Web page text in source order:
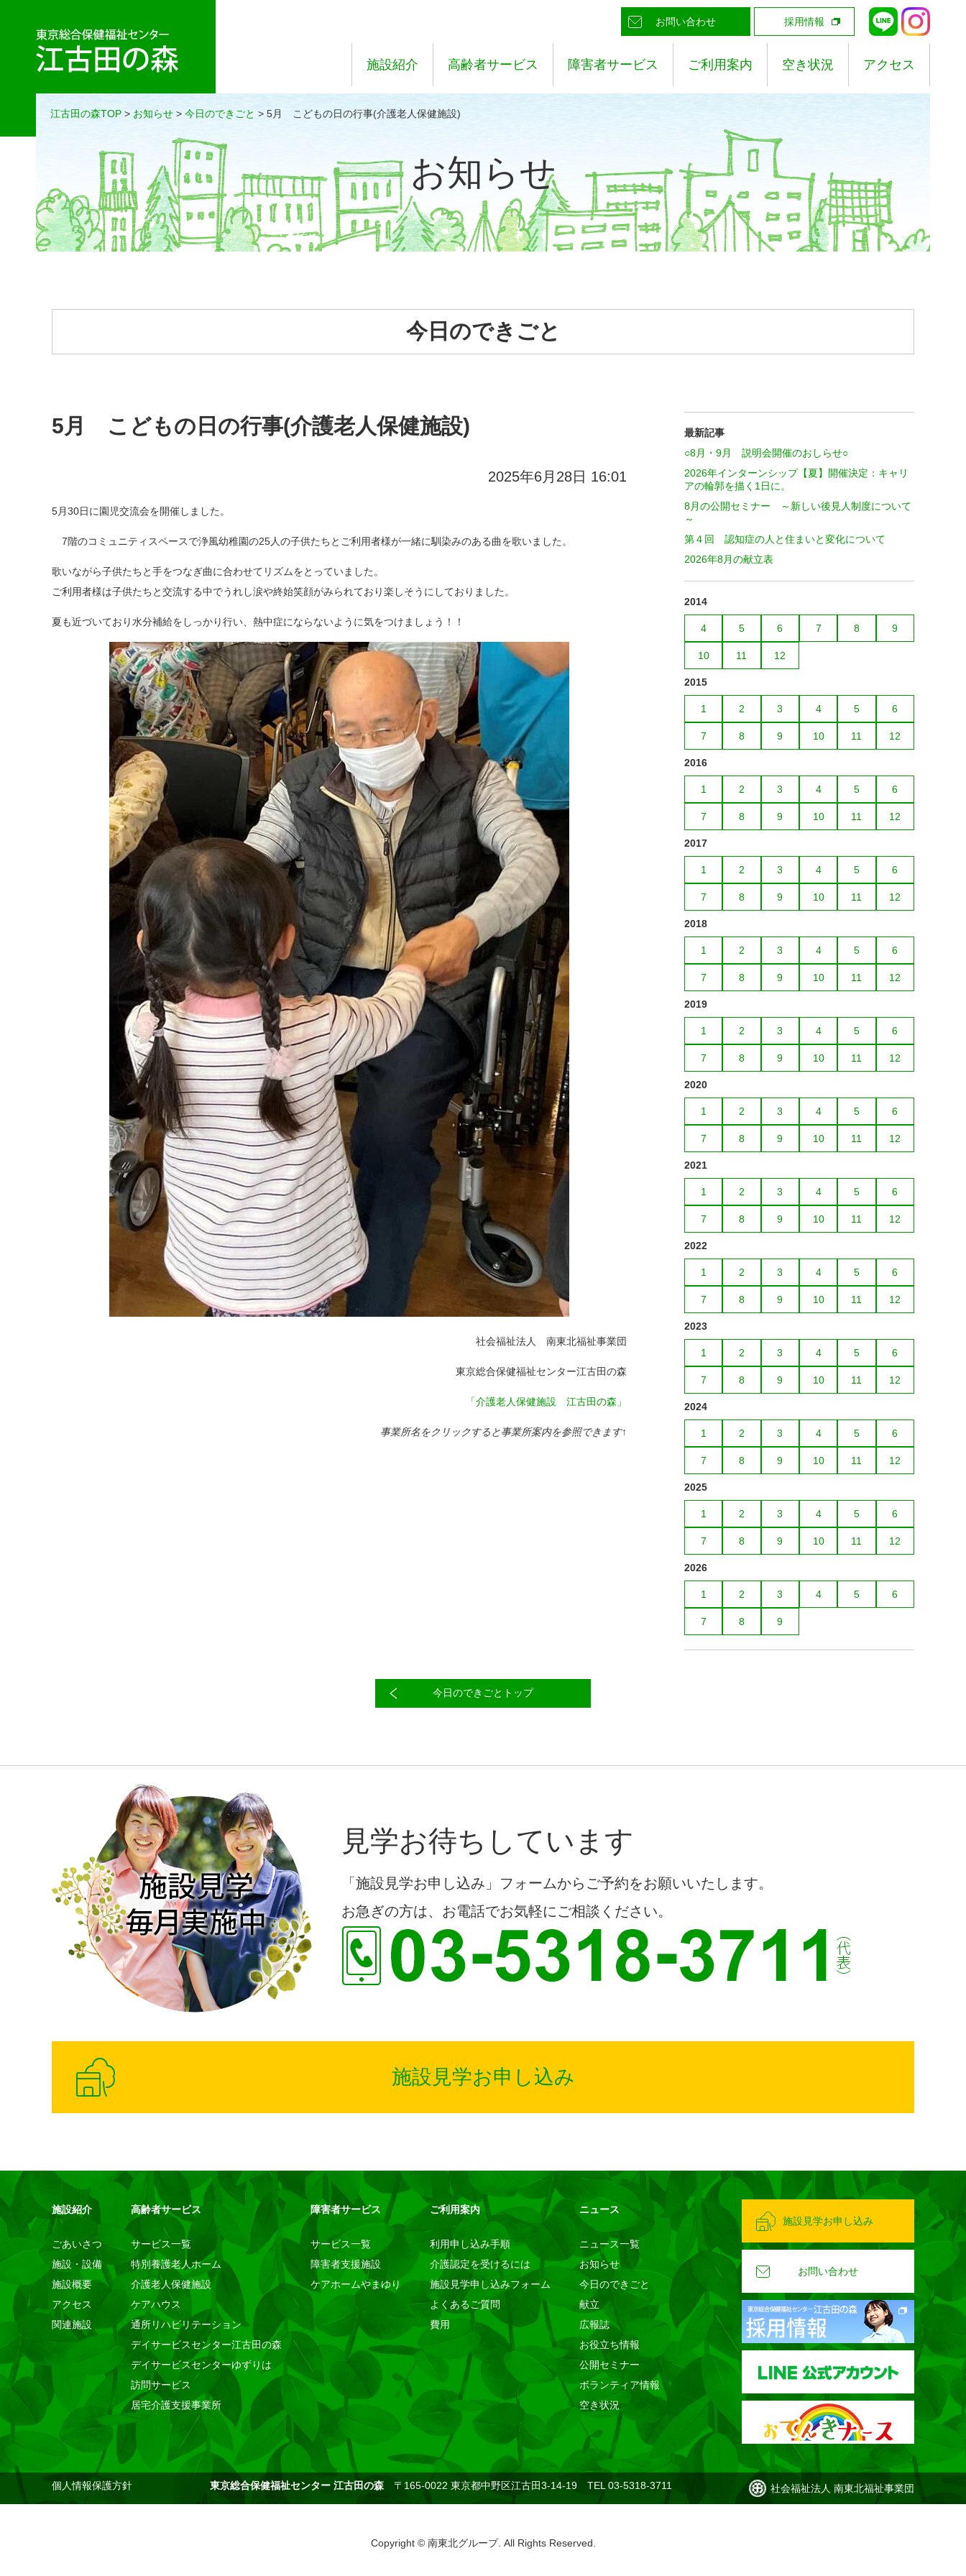
お問い合わせ 採用情報
施設紹介 高齢者サービス 障害者サービス ご利用案内 空き状況 アクセス
江古田の森TOP > お知らせ > 今日のできごと > 5月 こどもの日の行事(介護老人保健施設)
お知らせ
今日のできごと
5月 こどもの日の行事(介護老人保健施設)
2025年6月28日 16:01
5月30日に園児交流会を開催しました。
7階のコミュニティスペースで浄風幼稚園の25人の子供たちとご利用者様が一緒に馴染みのある曲を歌いました。
歌いながら子供たちと手をつなぎ曲に合わせてリズムをとっていました。
ご利用者様は子供たちと交流する中でうれし涙や終始笑顔がみられており楽しそうにしておりました。
夏も近づいており水分補給をしっかり行い、熱中症にならないように気をつけましょう！！
社会福祉法人 南東北福祉事業団
東京総合保健福祉センター江古田の森
「介護老人保健施設 江古田の森」
事業所名をクリックすると事業所案内を参照できます↑
最新記事
○8月・9月 説明会開催のおしらせ○
2026年インターンシップ【夏】開催決定：キャリ
アの輪郭を描く1日に。
8月の公開セミナー ～新しい後見人制度について
～
第４回 認知症の人と住まいと変化について
2026年8月の献立表
2014
4 5 6 7 8 9
10 11 12
2015
1 2 3 4 5 6
7 8 9 10 11 12
2016
1 2 3 4 5 6
7 8 9 10 11 12
2017
1 2 3 4 5 6
7 8 9 10 11 12
2018
1 2 3 4 5 6
7 8 9 10 11 12
2019
1 2 3 4 5 6
7 8 9 10 11 12
2020
1 2 3 4 5 6
7 8 9 10 11 12
2021
1 2 3 4 5 6
7 8 9 10 11 12
2022
1 2 3 4 5 6
7 8 9 10 11 12
2023
1 2 3 4 5 6
7 8 9 10 11 12
2024
1 2 3 4 5 6
7 8 9 10 11 12
2025
1 2 3 4 5 6
7 8 9 10 11 12
2026
1 2 3 4 5 6
7 8 9
今日のできごとトップ
見学お待ちしています
「施設見学お申し込み」フォームからご予約をお願いいたします。
お急ぎの方は、お電話でお気軽にご相談ください。
施設見学お申し込み
施設紹介
ごあいさつ
施設・設備
施設概要
アクセス
関連施設
高齢者サービス
サービス一覧
特別養護老人ホーム
介護老人保健施設
ケアハウス
通所リハビリテーション
デイサービスセンター江古田の森
デイサービスセンターゆずりは
訪問サービス
居宅介護支援事業所
障害者サービス
サービス一覧
障害者支援施設
ケアホームやまゆり
ご利用案内
利用申し込み手順
介護認定を受けるには
施設見学申し込みフォーム
よくあるご質問
費用
ニュース
ニュース一覧
お知らせ
今日のできごと
献立
広報誌
お役立ち情報
公開セミナー
ボランティア情報
空き状況
施設見学お申し込み
お問い合わせ
個人情報保護方針 東京総合保健福祉センター 江古田の森 〒165-0022 東京都中野区江古田3-14-19 TEL 03-5318-3711 社会福祉法人 南東北福祉事業団
Copyright © 南東北グループ. All Rights Reserved.